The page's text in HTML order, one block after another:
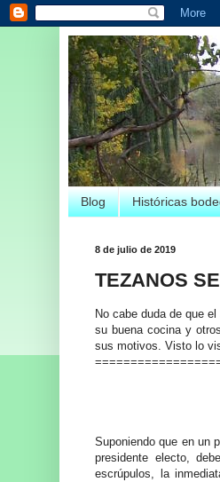
Blog Históricas
8 de julio de 2019
TEZANOS
No cabe duda de que el
su buena cocina y
sus motivos. Visto lo
Suponiendo que en un
presidente electo,
escrúpulos, la